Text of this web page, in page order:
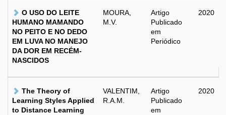
O USO DO LEITE
HUMANO MAMANDO
NO PEITO E NO DEDO
EM LUVA NO MANEJO
DA DOR EM RECÉM-
NASCIDOS
MOURA,
M.V.
Artigo
Publicado
em
Periódico
2020
The Theory of
Learning Styles Applied
to Distance Learning
VALENTIM,
R.A.M.
Artigo
Publicado
em
2020